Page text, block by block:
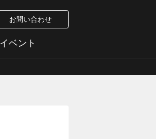
お問い合わせ
イベント